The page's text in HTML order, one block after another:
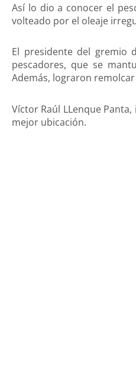
Así lo dio a conocer el
volteado por el oleaje
El presidente del gremio
pescadores, que se
Además, lograron
Víctor Raúl LLenque
mejor ubicación.